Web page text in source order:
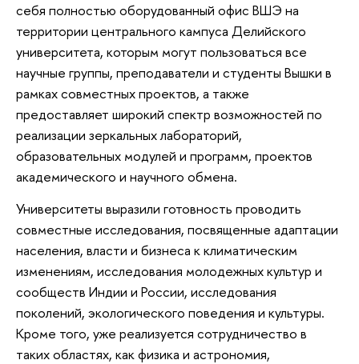
себя полностью оборудованный офис ВШЭ на
территории центрального кампуса Делийского
университета, которым могут пользоваться все
научные группы, преподаватели и студенты Вышки в
рамках совместных проектов, а также
предоставляет широкий спектр возможностей по
реализации зеркальных лабораторий,
образовательных модулей и программ, проектов
академического и научного обмена.
Университеты выразили готовность проводить
совместные исследования, посвященные адаптации
населения, власти и бизнеса к климатическим
изменениям, исследования молодежных культур и
сообществ Индии и России, исследования
поколений, экологического поведения и культуры.
Кроме того, уже реализуется сотрудничество в
таких областях, как физика и астрономия,